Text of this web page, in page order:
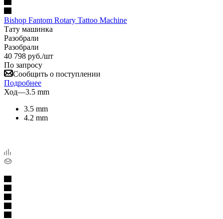
Bishop Fantom Rotary Tattoo Machine
Тату машинка
Разобрали
Разобрали
40 798 руб./шт
По запросу
Сообщить о поступлении
Подробнее
Ход—3.5 mm
3.5 mm
4.2 mm